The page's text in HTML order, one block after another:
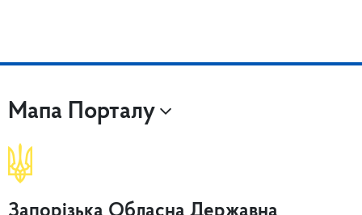
Мапа Порталу